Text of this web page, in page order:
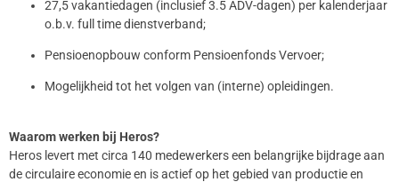
27,5 vakantiedagen (inclusief 3.5 ADV-dagen) per kalenderjaar
o.b.v. full time dienstverband;
Pensioenopbouw conform Pensioenfonds Vervoer;
Mogelijkheid tot het volgen van (interne) opleidingen.
Waarom werken bij Heros?
Heros levert met circa 140 medewerkers een belangrijke bijdrage aan
de circulaire economie en is actief op het gebied van productie en